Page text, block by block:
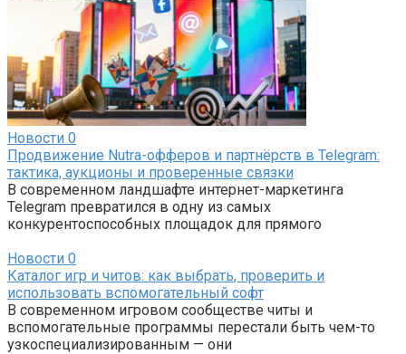
Новости 0
Продвижение Nutra-офферов и партнёрств в Telegram:
тактика, аукционы и проверенные связки
В современном ландшафте интернет-маркетинга
Telegram превратился в одну из самых
конкурентоспособных площадок для прямого
Новости 0
Каталог игр и читов: как выбрать, проверить и
использовать вспомогательный софт
В современном игровом сообществе читы и
вспомогательные программы перестали быть чем-то
узкоспециализированным — они